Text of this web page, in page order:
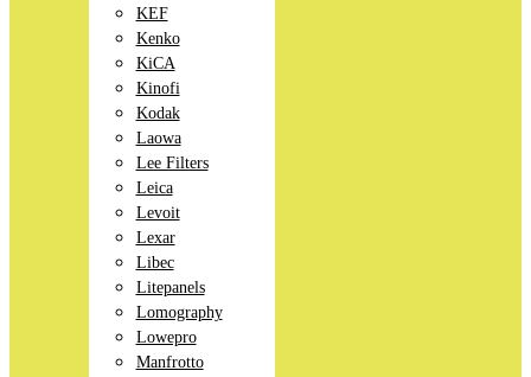
KEF
Kenko
KiCA
Kinofi
Kodak
Laowa
Lee Filters
Leica
Levoit
Lexar
Libec
Litepanels
Lomography
Lowepro
Manfrotto